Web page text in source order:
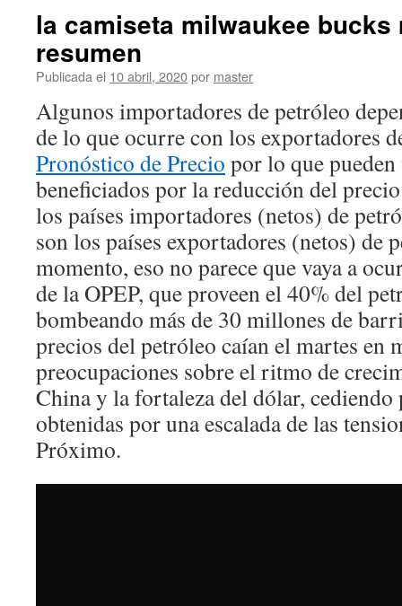
la camiseta milwaukee bucks
resumen
Publicada el 10 abril, 2020por master
Algunos importadores de petróleo
de lo que ocurre con los exportadores
Pronóstico de Precio por lo que pueden
beneficiados por la reducción del
los países importadores (netos) de
son los países exportadores (netos) de
momento, eso no parece que vaya a
de la OPEP, que proveen el 40% del
bombeando más de 30 millones de
precios del petróleo caían el martes en
preocupaciones sobre el ritmo de
China y la fortaleza del dólar, cediendo
obtenidas por una escalada de las
Próximo.